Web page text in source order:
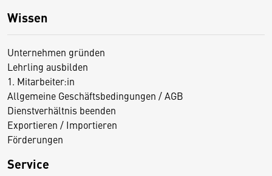
Wissen
Unternehmen gründen
Lehrling ausbilden
1. Mitarbeiter:in
Allgemeine Geschäftsbedingungen / AGB
Dienstverhältnis beenden
Exportieren / Importieren
Förderungen
Service